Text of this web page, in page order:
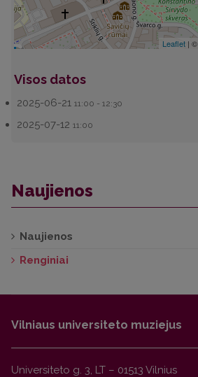
Leaflet| ©
Visos datos
2025-06-21 11:00 - 12:30
2025-07-1211:00
Naujienos
Naujienos
Renginiai
Vilniaus universiteto muziejus
Universiteto g. 3, LT – 01513 Vilnius